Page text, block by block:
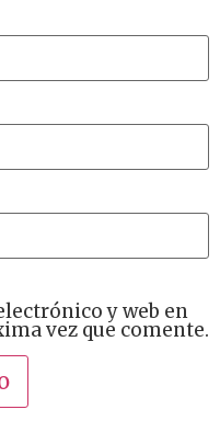
y web en
vez que comente.